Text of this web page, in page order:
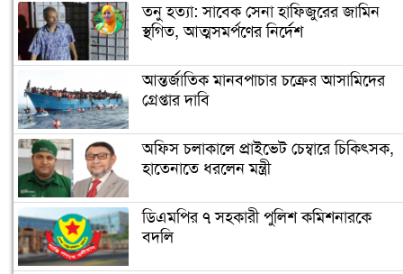
তনু হত্যা: সাবেক সেনা হাফিজুরের জামিন
স্থগিত, আত্মসমর্পণের নির্দেশ
আন্তর্জাতিক মানবপাচার চক্রের আসামিদের
গ্রেপ্তার দাবি
অফিস চলাকালে প্রাইভেট চেম্বারে চিকিৎসক,
হাতেনাতে ধরলেন মন্ত্রী
ডিএমপির ৭ সহকারী পুলিশ কমিশনারকে
বদলি